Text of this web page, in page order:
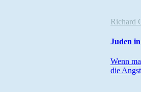
Richard
Juden
Wenn
die